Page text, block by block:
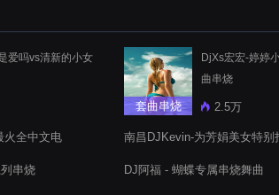
爱吗vs清新的小女
火全中文电
串烧
套曲串烧
DjXs宏宏-婷婷
曲串烧
2.5万
南昌DJKevin-为芳娟美女特
DJ阿福 - 蝴蝶专属串烧舞曲